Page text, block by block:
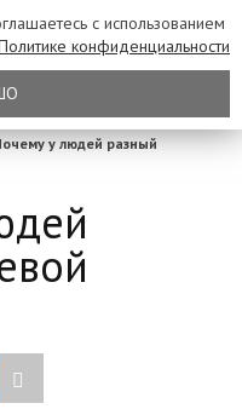
у людей разный
с использованием
конфиденциальности